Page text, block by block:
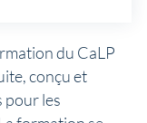
du CaLP
conçu et
les